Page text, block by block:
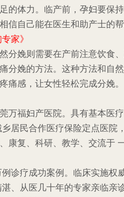
的体力。临产前，孕妇要保
信自己能在医生和助产士的
家》
娩则需要在产前注意饮食
分娩的方法。这种方法和自
痛感，让女性轻松完成分娩。
福妇产医院。具有基本医
居民合作医疗保险定点医院
康复、科研、教学、交流于
例诊疗成功案例。临床实施权
、从医几十年的专家亲临亲